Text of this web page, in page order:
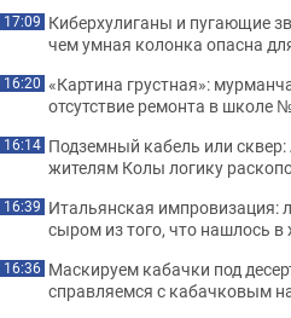
17:09 Киберхулиганы и пугающие
чем умная колонка опасна
16:20 «Картина грустная»:
отсутствие ремонта в школе
16:14 Подземный кабель или
жителям Колы логику
16:39 Итальянская импровизация:
сыром из того, что нашлось в
16:36 Маскируем кабачки под
справляемся с кабачковым